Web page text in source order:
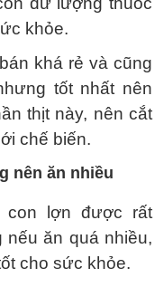
khỏe.
khá rẻ và cũng
tốt nhất nên
thịt này, nên cắt
chế biến.
nên ăn nhiều
con lợn được rất
ăn quá nhiều,
cho sức khỏe.